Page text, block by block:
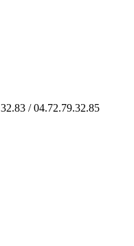
/ 04.72.79.32.85